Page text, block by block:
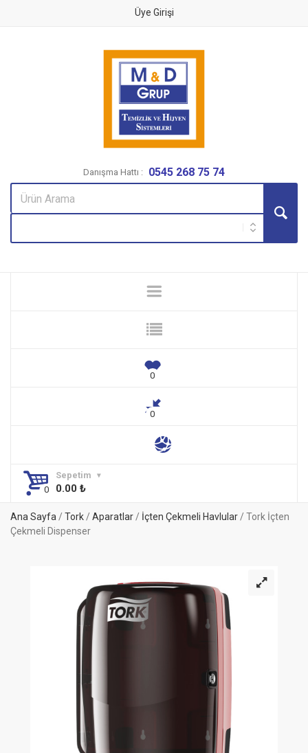
Üye Girişi
Danışma Hattı : 0545 268 75 74
Sepetim
0.00 ₺
Ana Sayfa/ Tork/ Aparatlar/ İçten Çekmeli Havlular/ Tork İçten
Çekmeli Dispenser